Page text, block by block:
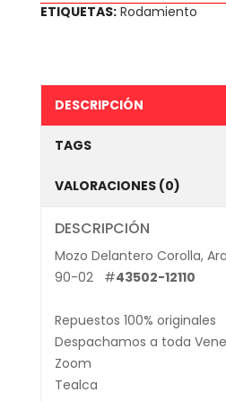
ETIQUETAS: Rodamiento
DESCRIPCIÓN
TAGS
VALORACIONES (0)
DESCRIPCIÓN
Mozo Delantero Corolla,
90-02 #43502-12110
Repuestos 100% originales
Despachamos a toda
Zoom
Tealca